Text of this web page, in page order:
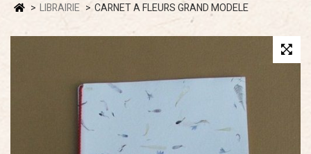
LIBRAIRIE CARNET A FLEURS GRAND MODELE